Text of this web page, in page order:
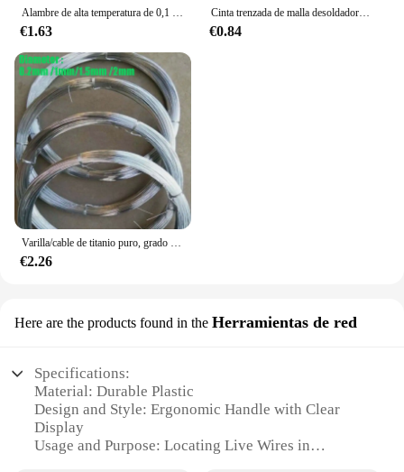
Alambre de alta temperatura de 0,1 mm - 2,0 mm Alambre resistente al calor de nicromo Alambre de soporte de uso general Alambre artesanal (longitud 1/5/10 M)
€1.63
Cinta trenzada de malla desoldadora, punto de soldadura de cobre, removedor de alambre, mecha de soldadura, cable de plomo de estaño, fundente para soldar, 1,5-3,5mm
€0.84
Varilla/cable de titanio puro, grado Ti 1 TA1, longitud 2 metros/3 metros/5 metros, diámetro 0,2mm/1mm/1,5mm /2mm
€2.26
Here are the products found in the Herramientas de red
Specifications:
Material: Durable Plastic
Design and Style: Ergonomic Handle with Clear
Display
Usage and Purpose: Locating Live Wires in